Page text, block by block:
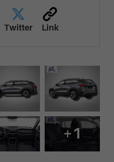
Twitter Link
+1